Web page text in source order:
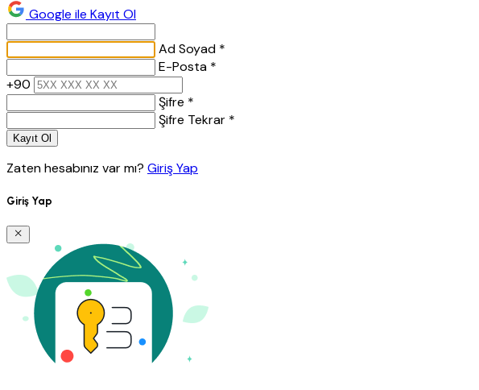
Google ile Kayıt Ol
Ad Soyad *
E-Posta *
+90
Şifre *
Şifre Tekrar *
Kayıt Ol
Zaten hesabınız var mı? Giriş Yap
Giriş Yap